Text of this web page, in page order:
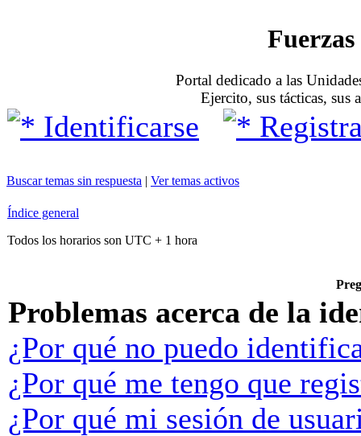
Portal dedicado a las
Ejercito, sus tácticas, sus
Identificarse
Buscar temas sin respuesta | Ver temas activos
Índice general
Todos los horarios son UTC + 1 hora
Problemas acerca de la
¿Por qué no puedo
¿Por qué me tengo que
¿Por qué mi sesión de